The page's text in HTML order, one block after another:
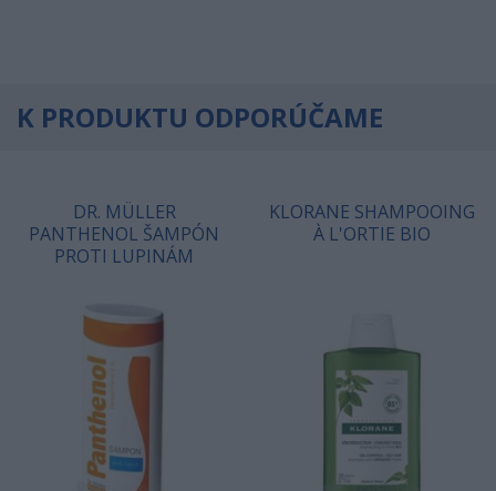
K PRODUKTU ODPORÚČAME
DR. MÜLLER
PANTHENOL ŠAMPÓN
PROTI LUPINÁM
KLORANE SHAMPOOING
À L'ORTIE BIO